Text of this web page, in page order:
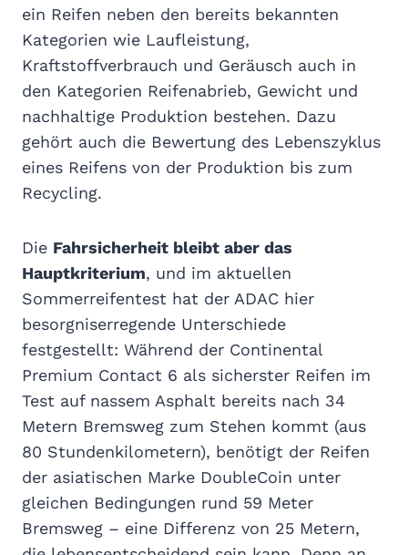
ein Reifen neben den bereits bekannten
Kategorien wie Laufleistung,
Kraftstoffverbrauch und Geräusch auch in
den Kategorien Reifenabrieb, Gewicht und
nachhaltige Produktion bestehen. Dazu
gehört auch die Bewertung des Lebenszyklus
eines Reifens von der Produktion bis zum
Recycling.
Die Fahrsicherheit bleibt aber das
Hauptkriterium, und im aktuellen
Sommerreifentest hat der ADAC hier
besorgniserregende Unterschiede
festgestellt: Während der Continental
Premium Contact 6 als sicherster Reifen im
Test auf nassem Asphalt bereits nach 34
Metern Bremsweg zum Stehen kommt (aus
80 Stundenkilometern), benötigt der Reifen
der asiatischen Marke DoubleCoin unter
gleichen Bedingungen rund 59 Meter
Bremsweg – eine Differenz von 25 Metern,